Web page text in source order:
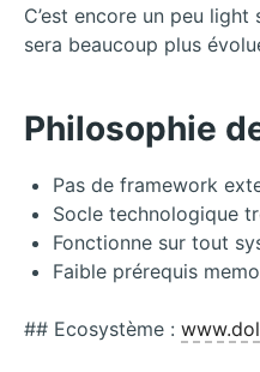
C’est encore un peu
sera beaucoup plus
Philosophie
Pas de framework
Socle technologique
Fonctionne sur tout
Faible prérequis
## Ecosystème :